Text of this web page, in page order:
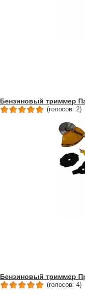
Бензиновый триммер
(голосов: 2)
Бензиновый триммер
(голосов: 4)